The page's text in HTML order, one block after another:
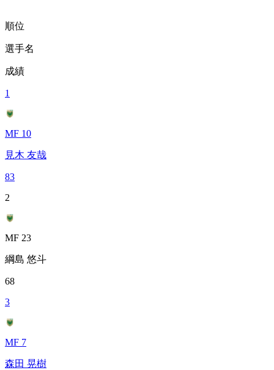
順位
選手名
成績
1
MF 10
見木 友哉
83
2
MF 23
綱島 悠斗
68
3
MF 7
森田 晃樹